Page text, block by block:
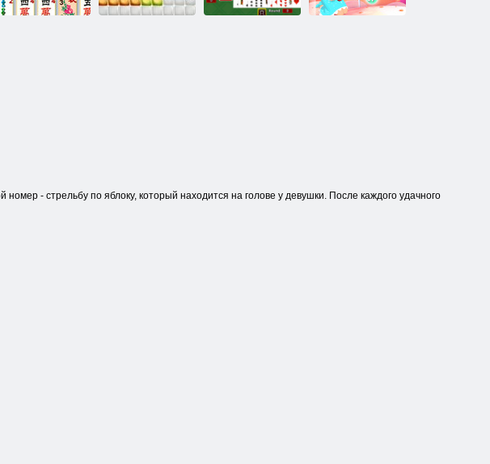
- стрельбу по яблоку, который находится на голове у девушки. После каждого удачного